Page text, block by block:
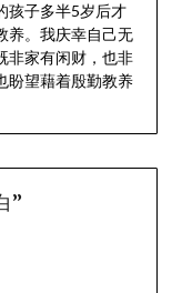
孩子多半5岁后才
养。我庆幸自己无
非家有闲财，也非
盼望藉着殷勤教养
”